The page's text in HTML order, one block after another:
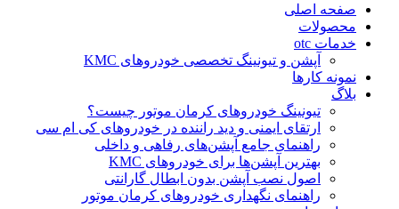
صفحه اصلی
محصولات
خدمات otc
آپشن و تیونینگ تخصصی خودروهای KMC
نمونه کارها
بلاگ
تیونینگ خودروهای کرمان موتور چیست؟
ارتقای ایمنی و دید راننده در خودروهای کی ام سی
راهنمای جامع آپشن‌های رفاهی و داخلی
بهترین آپشن‌ها برای خودروهای KMC
اصول نصب آپشن بدون ابطال گارانتی
راهنمای نگهداری خودروهای کرمان موتور